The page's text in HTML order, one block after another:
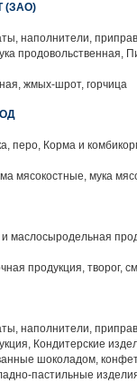
(ЗАО)
наполнители,
продовольственная,
жмых-шрот, горчица
перо, Корма и
мясокостные, мука
маслосыродельная
продукция, творог,
наполнители,
Кондитерские
шоколадом,
пастильные